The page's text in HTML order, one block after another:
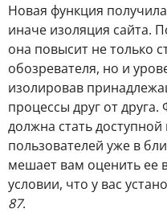
Новая функция
иначе изоляция сайта.
она повысит не только
обозревателя, но и
изолировав
процессы друг от друга.
должна стать
пользователей уже в
мешает вам оценить ее
условии, что у вас
87.